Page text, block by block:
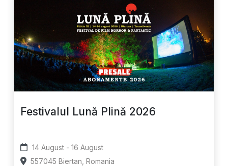
Festivalul Lună Plină 2026
14 August - 16 August
557045 Biertan, Romania